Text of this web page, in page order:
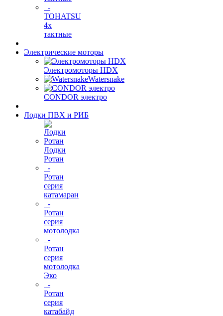
-
TOHATSU
4х
тактные
Электрические моторы
Электромоторы HDX
Watersnake
CONDOR электро
Лодки ПВХ и РИБ
Лодки
Ротан
-
Ротан
серия
катамаран
-
Ротан
серия
мотолодка
-
Ротан
серия
мотолодка
Эко
-
Ротан
серия
катабайд